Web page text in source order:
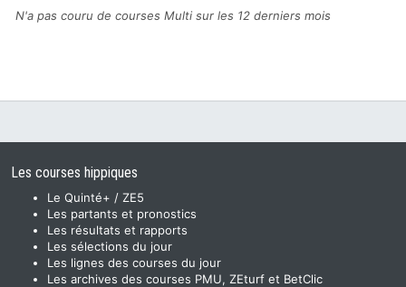
N'a pas couru de courses Multi sur les 12 derniers mois
Les courses hippiques
Le Quinté+ / ZE5
Les partants et pronostics
Les résultats et rapports
Les sélections du jour
Les lignes des courses du jour
Les archives des courses PMU, ZEturf et BetClic